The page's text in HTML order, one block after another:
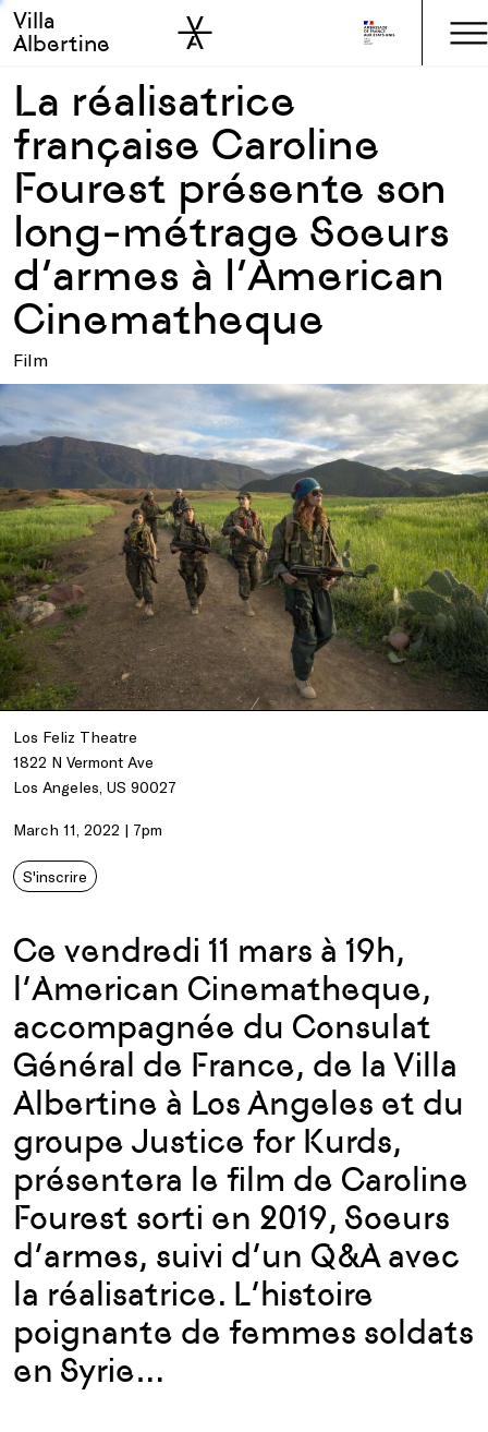
Skip to main
Skip to sidebar
Villa
Albertine
La réalisatrice
française Caroline
Fourest présente son
long-métrage Soeurs
d’armes à l’American
Cinematheque
Film
Los Feliz Theatre
1822 N Vermont Ave
Los Angeles, US 90027
March 11, 2022 | 7pm
S'inscrire
Ce vendredi 11 mars à 19h,
l’American Cinematheque,
accompagnée du Consulat
Général de France, de la Villa
Albertine à Los Angeles et du
groupe Justice for Kurds,
présentera le film de Caroline
Fourest sorti en 2019, Soeurs
d’armes, suivi d’un Q&A avec
la réalisatrice. L’histoire
poignante de femmes soldats
en Syrie…